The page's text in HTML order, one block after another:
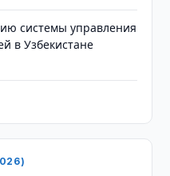
системы управления
в Узбекистане